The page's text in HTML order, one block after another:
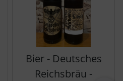
Bier - Deutsches
Reichsbräu -